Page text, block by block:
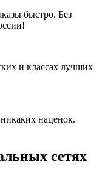
быстро. Без
и классах лучших
наценок.
сетях